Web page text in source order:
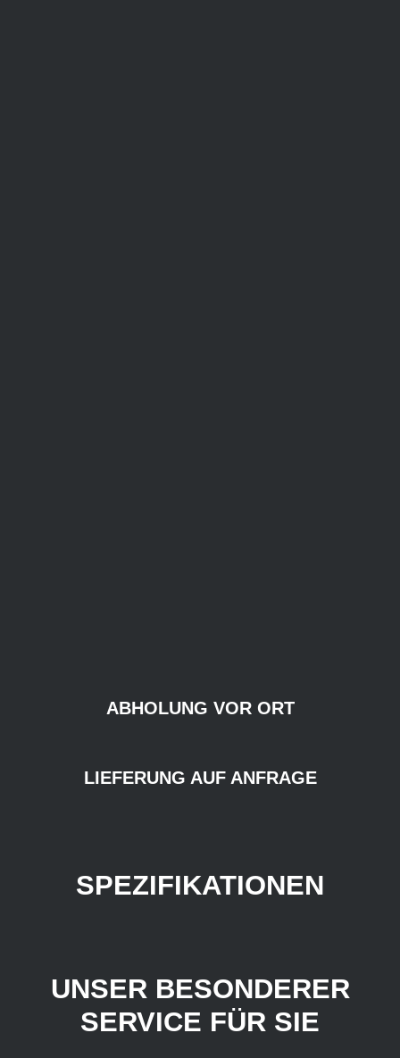
ABHOLUNG VOR ORT
LIEFERUNG AUF ANFRAGE
SPEZIFIKATIONEN
UNSER BESONDERER
SERVICE FÜR SIE